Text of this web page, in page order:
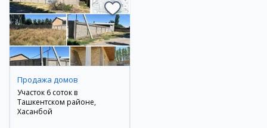
Продажа домов
Участок 6 соток в
Ташкентском районе,
Хасанбой